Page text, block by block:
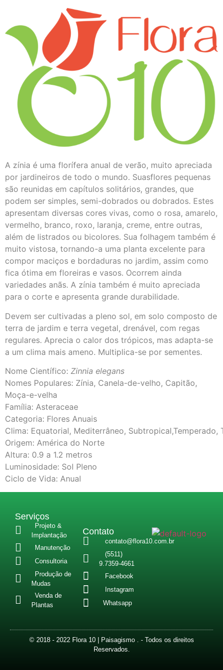
A zínia é uma florífera anual de verão, muito apreciada
por jardineiros de todo o mundo. Suasflores pequenas
são reunidas em capítulos solitários, grandes, que
podem ser simples, semi-dobrados ou dobrados. Estes
apresentam diversas cores vivas, como o rosa, amarelo,
vermelho, branco, roxo, laranja, creme, entre outras,
além de listrados ou bicolores. Sua folhagem também é
muito vistosa, tornando-a uma planta excelente para
compor maciços e bordaduras no jardim, assim como
fica ótima em floreiras e vasos. Ocorrem ainda
variedades anãs. A zínia também é muito apreciada
para o corte e apresenta grande durabilidade.
Devem ser cultivadas a pleno sol, em solo composto de
terra de jardim e terra vegetal, drenável, com regas
regulares. Aprecia o calor dos trópicos, mas adapta-se
a um clima mais ameno. Multiplica-se por sementes.
Nome Científico: Zinnia elegans
Nomes Populares: Zínia, Canela-de-velho, Capitão,
Moça-e-velha
Família: Asteraceae
Categoria: Flores Anuais
Clima: Equatorial, Mediterrâneo, Subtropical,Temperado,
Origem: América do Norte
Altura: 0.9 a 1.2 metros
Luminosidade: Sol Pleno
Ciclo de Vida: Anual
Serviços
Projeto &
Implantação
Manutenção
Consultoria
Produção de
Mudas
Venda de
Plantas
Contato
contato@flora10.com.br
(5511)
9.7359-4661
Facebook
Instagram
Whatsapp
© 2018 - 2022 Flora 10 | Paisagismo . - Todos os direitos
Reservados.